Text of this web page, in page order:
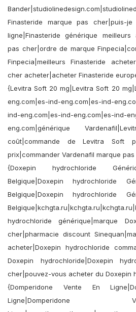
Finasteride marque pas cher|puis-
ligne|Finasteride générique meilleurs
pas cher|ordre de marque
Finpecia|meilleurs Finasteride
cher acheter|acheter Finasteride
{Levitra Soft 20 mg|Levitra Soft 20
eng.com|es-ind-eng.com|es-ind-
ind-eng.com|es-ind-eng.com|es-ind-
eng.com|générique
coût|commande de Levitra Soft
prix|commander Vardenafil marque
{Doxepin hydrochloride
Belgique|Doxepin hydrochloride
Belgique|Doxepin hydrochloride
hydrochloride générique|marque
cher|pharmacie discount
acheter|Doxepin hydrochloride
Doxepin hydrochloride|Doxepin
cher|pouvez-vous acheter du Doxepin
{Domperidone Vente En